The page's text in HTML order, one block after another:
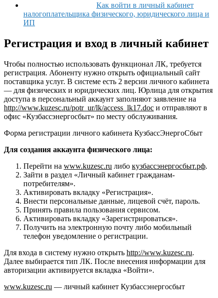
Как войти в личный кабинет
налогоплательщика физического, юридического лица и
ИП
Регистрация и вход в личный кабинет
Чтобы полностью использовать функционал ЛК, требуется
регистрация. Абоненту нужно открыть официальный сайт
поставщика услуг. В системе есть 2 версии личного кабинета
— для физических и юридических лиц. Юрлица для открытия
доступа в персональный аккаунт заполняют заявление на
http://www.kuzesc.ru/potr_ur/lk/access_lk17.doc и отправляют в
офис «Кузбассэнергосбыт» по месту обслуживания.
Форма регистрации личного кабинета КузбассЭнергоСбыт
Для создания аккаунта физического лица:
Перейти на www.kuzesc.ru либо кузбассэнергосбыт.рф.
Зайти в раздел «Личный кабинет гражданам-
потребителям».
Активировать вкладку «Регистрация».
Внести персональные данные, лицевой счёт, пароль.
Принять правила пользования сервисом.
Активировать вкладку «Зарегистрироваться».
Получить на электронную почту либо мобильный
телефон уведомление о регистрации.
Для входа в систему нужно открыть http://www.kuzesc.ru.
Далее выбирается тип ЛК. После внесения информации для
авторизации активируется вкладка «Войти».
www.kuzesc.ru — личный кабинет Кузбассэнергосбыт